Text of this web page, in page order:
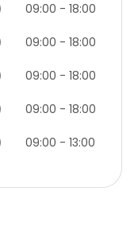
09:00 - 18:00
09:00 - 18:00
09:00 - 18:00
09:00 - 18:00
09:00 - 13:00